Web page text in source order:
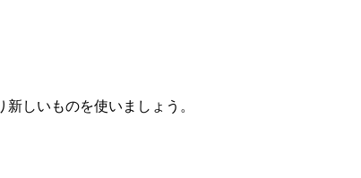
しいものを使いましょう。